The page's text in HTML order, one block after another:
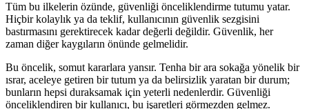
Tüm bu ilkelerin özünde, güvenliği önceliklendirme tutumu yatar.
Hiçbir kolaylık ya da teklif, kullanıcının güvenlik sezgisini
bastırmasını gerektirecek kadar değerli değildir. Güvenlik, her
zaman diğer kaygıların önünde gelmelidir.
Bu öncelik, somut kararlara yansır. Tenha bir ara sokağa yönelik bir
ısrar, aceleye getiren bir tutum ya da belirsizlik yaratan bir durum;
bunların hepsi duraksamak için yeterli nedenlerdir. Güvenliği
önceliklendiren bir kullanıcı, bu işaretleri görmezden gelmez.